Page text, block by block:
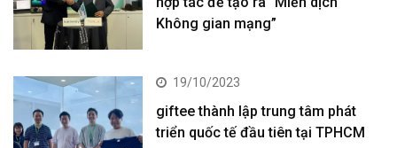
Không gian mạng”
19/10/2023
giftee thành lập trung tâm phát
triển quốc tế đầu tiên tại TPHCM